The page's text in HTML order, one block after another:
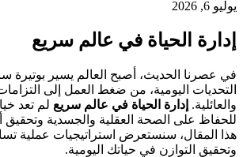
يوليو 6, 2026
إدارة الحياة في عالم سريع
في عصرنا الحديث، أصبح العالم يسير بوتيرة
التحديات اليومية، من ضغط العمل إلى التزامات
والعائلية. إدارة الحياة في عالم سريع لم تعد
للحفاظ على الصحة العقلية والجسدية وتحقيق
هذا المقال، سنستعرض استراتيجيات عملية
وتحقيق التوازن في حياتك اليومية.